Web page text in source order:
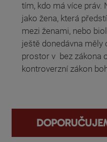
tím, kdo má více práv.
jako žena, která
mezi ženami, nebo
ještě donedávna měly
prostor v bez zákona
kontroverzní zákon